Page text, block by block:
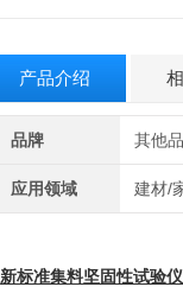
产品介绍
品牌 其他
应用领域 建材/
新标准集料坚固性试验仪